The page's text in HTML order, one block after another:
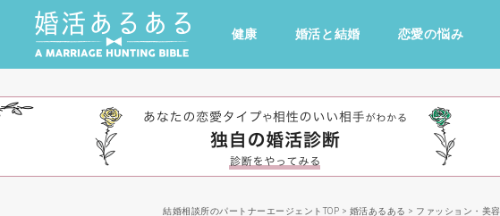
健康 婚活と結婚 恋愛の悩み
心の処方箋 カルチャー・トレンド・芸能
結婚相談所のパートナーエージェントTOP > 婚活あるある > ファッション・美容